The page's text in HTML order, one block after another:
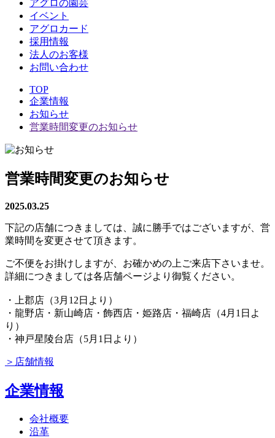
アグロの園芸
イベント
アグロカード
採用情報
法人のお客様
お問い合わせ
TOP
企業情報
お知らせ
営業時間変更のお知らせ
営業時間変更のお知らせ
2025.03.25
下記の店舗につきましては、誠に勝手ではございますが、営
業時間を変更させて頂きます。
ご不便をお掛けしますが、お確かめの上ご来店下さいませ。
詳細につきましては各店舗ページより御覧ください。
・
上郡店（3月12日より）
・ 龍野店・新山崎店・飾西店・姫路店・福崎店（4月1日よ
り）
・ 神戸星陵台店（5月1日より）
＞店舗情報
企業情報
会社概要
沿革